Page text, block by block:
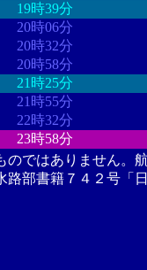
19時39分
20時06分
20時32分
20時58分
21時25分
21時55分
22時32分
23時58分
のではありません。
部書籍７４２号「